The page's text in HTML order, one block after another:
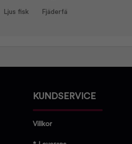
Ljus fisk Fjäderfä
KUNDSERVICE
Villkor